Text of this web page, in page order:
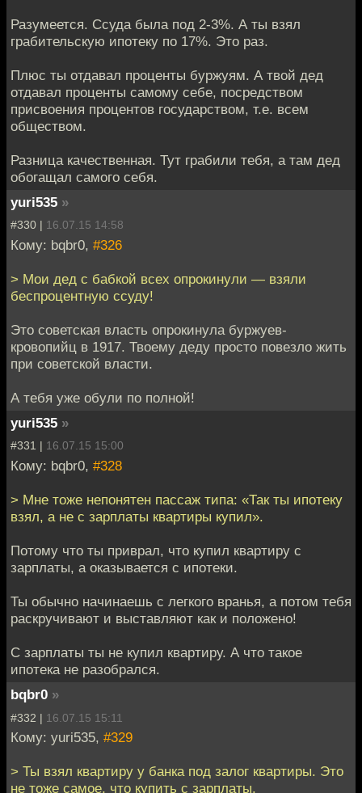
Разумеется. Ссуда была под 2-3%. А ты взял
грабительскую ипотеку по 17%. Это раз.
Плюс ты отдавал проценты буржуям. А твой дед
отдавал проценты самому себе, посредством
присвоения процентов государством, т.е. всем
обществом.
Разница качественная. Тут грабили тебя, а там дед
обогащал самого себя.
yuri535 »
#330 | 16.07.15 14:58
Кому: bqbr0, #326
> Мои дед с бабкой всех опрокинули — взяли
беспроцентную ссуду!
Это советская власть опрокинула буржуев-
кровопийц в 1917. Твоему деду просто повезло жить
при советской власти.
А тебя уже обули по полной!
yuri535 »
#331 | 16.07.15 15:00
Кому: bqbr0, #328
> Мне тоже непонятен пассаж типа: «Так ты ипотеку
взял, а не с зарплаты квартиры купил».
Потому что ты приврал, что купил квартиру с
зарплаты, а оказывается с ипотеки.
Ты обычно начинаешь с легкого вранья, а потом тебя
раскручивают и выставляют как и положено!
С зарплаты ты не купил квартиру. А что такое
ипотека не разобрался.
bqbr0 »
#332 | 16.07.15 15:11
Кому: yuri535, #329
> Ты взял квартиру у банка под залог квартиры. Это
не тоже самое, что купить с зарплаты.